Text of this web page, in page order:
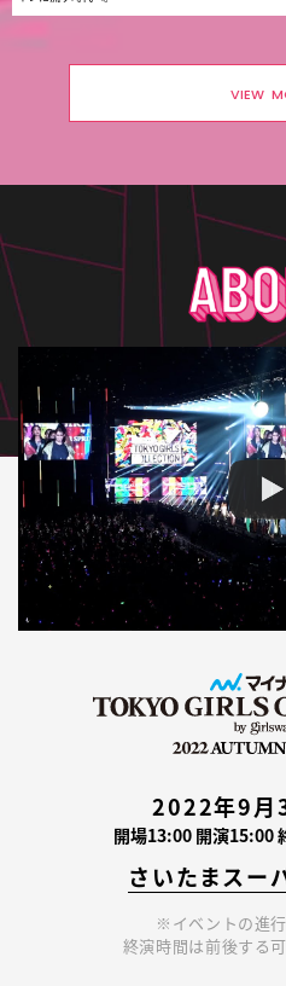
VIEW
2022年9月3
開場13:00 開演15:00
さいたまスー
※イベントの進行
終演時間は前後する